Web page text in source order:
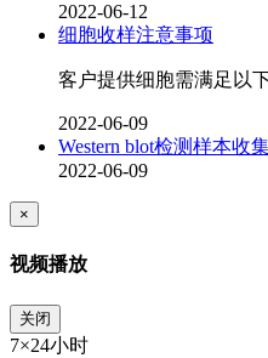
2022-06-12
细胞收样注意事项
客户提供细胞需满足以
2022-06-09
Western blot检测样本收
2022-06-09
×
视频播放
关闭
7×24小时